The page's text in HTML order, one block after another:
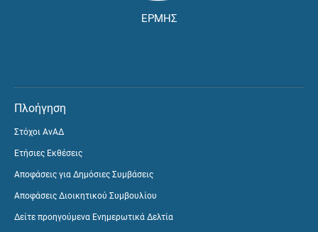
ΕΡΜΗΣ
Πλοήγηση
Στόχοι ΑνΑΔ
Ετήσιες Εκθέσεις
Αποφάσεις για Δημόσιες Συμβάσεις
Αποφάσεις Διοικητικού Συμβουλίου
Δείτε προηγούμενα Ενημερωτικά Δελτία